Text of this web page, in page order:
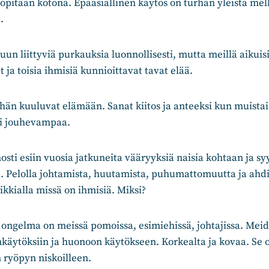
kotona. Epäasiallinen käytös on turhan yleistä
liittyviä purkauksia luonnollisesti, mutta meillä
ja toisia ihmisiä kunnioittavat tavat elää.
kuuluvat elämään. Sanat kiitos ja anteeksi kun
jouhevampaa.
esiin vuosia jatkuneita vääryyksiä naisia kohtaan ja
Pelolla johtamista, huutamista, puhumattomuutta ja
missä on ihmisiä. Miksi?
on meissä pomoissa, esimiehissä, johtajissa.
ja huonoon käytökseen. Korkealta ja kovaa. Se
ryöpyn niskoilleen.